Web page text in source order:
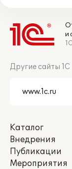
и
Другие сайты 1С
Каталог
Внедрения
Публикации
Мероприятия